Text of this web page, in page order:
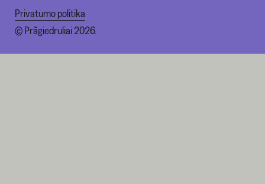
Privatumo politika
© Prãgiedruliai 2026.